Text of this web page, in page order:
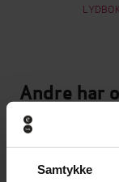
Samtykke
LYDBOK
Andre har